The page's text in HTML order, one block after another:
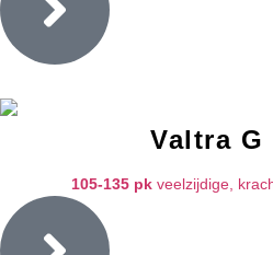
Valtra G
105-135 pkveelzijdige,